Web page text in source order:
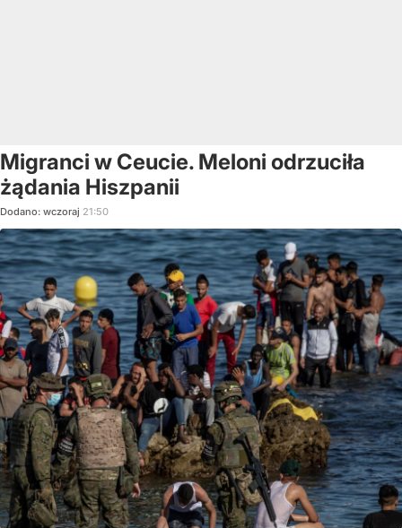
Migranci w Ceucie. Meloni odrzuciła
żądania Hiszpanii
Dodano: wczoraj 21:50